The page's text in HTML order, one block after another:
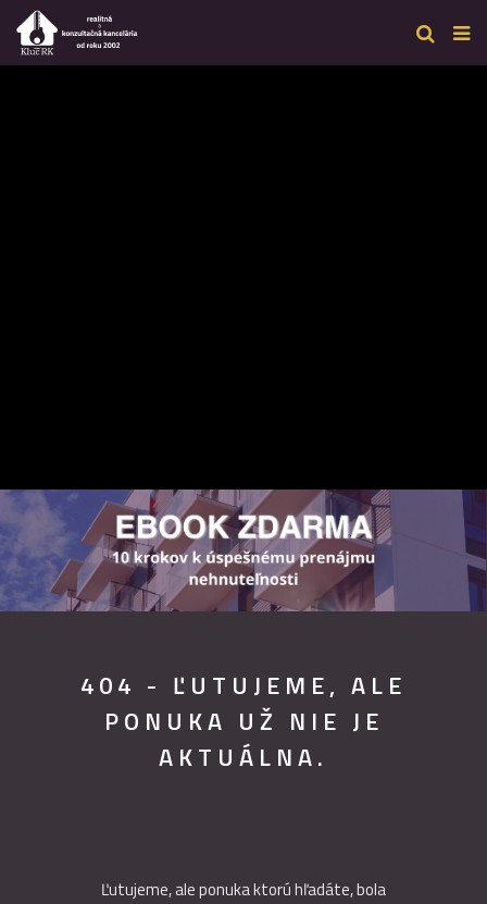
404 - ĽUTUJEME, ALE
PONUKA UŽ NIE JE
AKTUÁLNA.
Ľutujeme, ale ponuka ktorú hľadáte, bola